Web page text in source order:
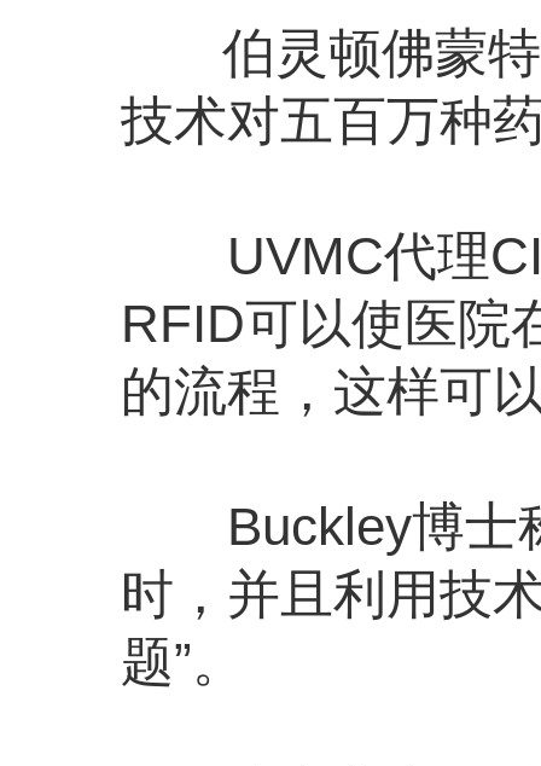
伯灵顿佛蒙特
技术对五百万种
UVMC代理
RFID可以使医院
的流程，这样可
Buckley博士称
时，并且利用技
题”。